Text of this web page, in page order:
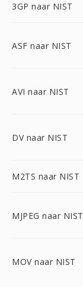
3GP naar NIST
ASF naar NIST
AVI naar NIST
DV naar NIST
M2TS naar NIST
MJPEG naar NIST
MOV naar NIST